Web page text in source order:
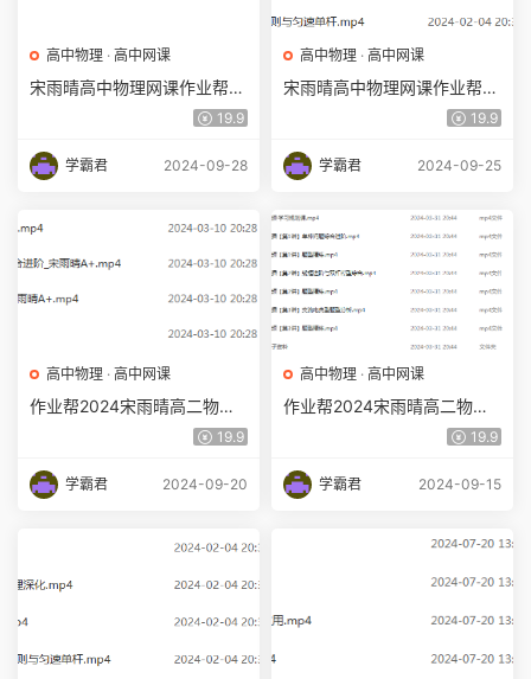
高中物理 · 高中网课
宋雨晴高中物理网课作业帮2
024宋雨晴高二物理a+班教程
19.9
学霸君 2024-09-28
高中物理 · 高中网课
宋雨晴高中物理网课作业帮2
024宋雨晴高二物理a+教程寒
19.9
学霸君 2024-09-25
高中物理 · 高中网课
作业帮2024宋雨晴高二物理a
19.9
学霸君 2024-09-20
高中物理 · 高中网课
作业帮2024宋雨晴高二物理a
19.9
学霸君 2024-09-15